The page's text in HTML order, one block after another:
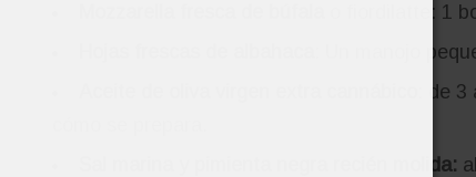
o fiordilatte: 1
: Un manojo
: de
Sal marina y pimienta negra recién molida: